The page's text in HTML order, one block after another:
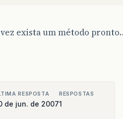
exista um método
RESPOSTA
de jun. de 2007
RESPOSTAS
1